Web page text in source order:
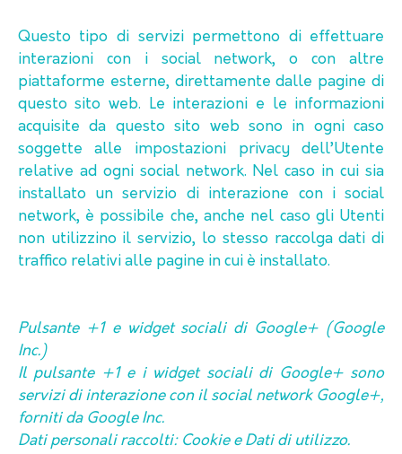
Questo tipo di servizi permettono di effettuare
interazioni con i social network, o con altre
piattaforme esterne, direttamente dalle pagine di
questo sito web. Le interazioni e le informazioni
acquisite da questo sito web sono in ogni caso
soggette alle impostazioni privacy dell’Utente
relative ad ogni social network. Nel caso in cui sia
installato un servizio di interazione con i social
network, è possibile che, anche nel caso gli Utenti
non utilizzino il servizio, lo stesso raccolga dati di
traffico relativi alle pagine in cui è installato.
Pulsante +1 e widget sociali di Google+ (Google
Inc.)
Il pulsante +1 e i widget sociali di Google+ sono
servizi di interazione con il social network Google+,
forniti da Google Inc.
Dati personali raccolti: Cookie e Dati di utilizzo.